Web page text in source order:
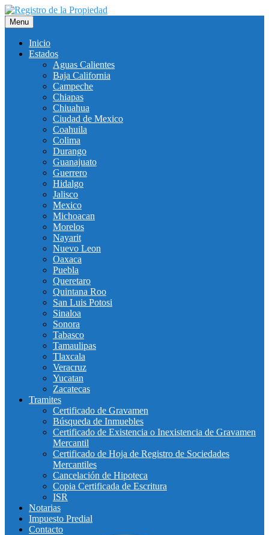
Saltar
al
contenido
Menu
Inicio
Estados
Aguas Calientes
Baja California
Campeche
Chiapas
Chiuahua
Ciudad de Mexico
Coahuila
Colima
Durango
Guanajuato
Guerrero
Hidalgo
Jalisco
Mexico
Michoacan
Morelos
Nayarit
Nuevo Leon
Oaxaca
Puebla
Queretaro
Quintana Roo
San Luis Potosi
Sinaloa
Sonora
Tabasco
Tamaulipas
Tlaxcala
Veracruz
Yucatan
Zacatecas
Tramites
Certificado de Gravamen
Búsqueda de Inmuebles
Certificado de Existencia o Inexistencia de Gravamen
Mercantil
Certificado de Hoja de Registro de Sociedades
Mercantiles
Cancelación de Hipoteca
Copia Certificada de Escritura
ISR
Notarias
Impuesto Predial
Contacto